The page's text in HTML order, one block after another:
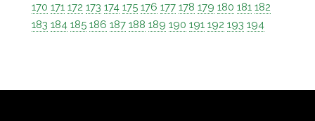
170 171 172 173 174 175 176 177 178 179 180 181 182
183 184 185 186 187 188 189 190 191 192 193 194